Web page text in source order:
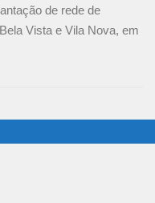
de rede de
Vista e Vila Nova, em